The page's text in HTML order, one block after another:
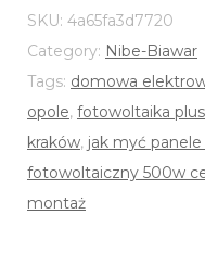
SKU: 4a65fa3d7720
Category: Nibe-Biawar
Tags: domowa
opole, fotowoltaika plus
kraków, jak myć
fotowoltaiczny 500w
montaż